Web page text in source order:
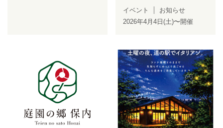
イベント
お知らせ
2026年4月4日(土)〜開催